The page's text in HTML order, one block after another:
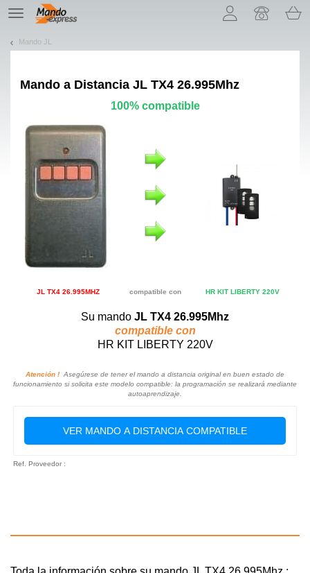
TE
navigation
Mando JL
Mando a Distancia JL TX4 26.995Mhz
100% compatible
JL TX4 26.995MHZ compatible con HR KIT LIBERTY 220V
Su mando JL TX4 26.995Mhz
compatible con
HR KIT LIBERTY 220V
Atención ! Asegúrese de tener el mando a distancia original en buen estado de
funcionamiento si solicita este modelo compatible: la programación se realizará mediante
autoaprendizaje.
VER MANDO A DISTANCIA COMPATIBLE
Ref. Proveedor :
¡Permítenos presentarte nuestras cookies!